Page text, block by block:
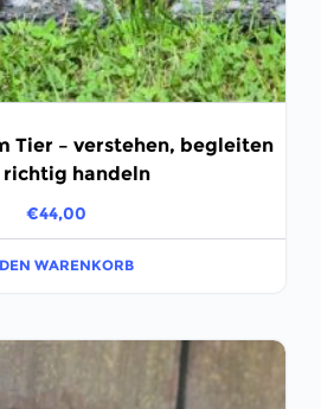
Tier – verstehen, begleiten
richtig handeln
€44,00
WARENKORB